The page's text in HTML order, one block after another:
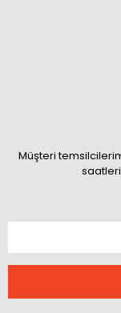
Müşteri